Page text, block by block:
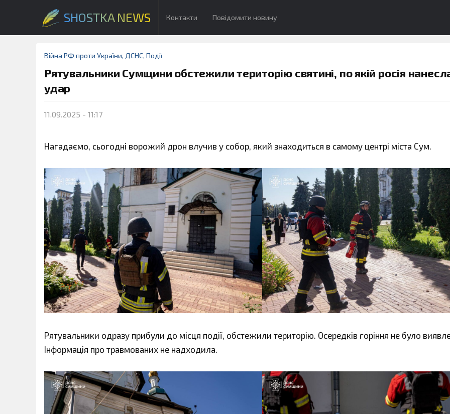
SHOSTKA NEWS Контакти Повідомити новину
Війна РФ проти України, ДСНС, Події
Рятувальники Сумщини обстежили територію святині, по якій росія
удар
11.09.2025 - 11:17
Нагадаємо, сьогодні ворожий дрон влучив у собор, який знаходиться в самому центрі міста Сум.
Рятувальники одразу прибули до місця події, обстежили територію. Осередків горіння не було
Інформація про травмованих не надходила.